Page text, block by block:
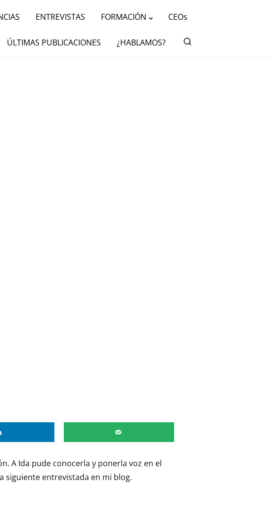
ENTREVISTAS FORMACIÓN CEOs
ÚLTIMAS PUBLICACIONES ¿HABLAMOS?
A Ida pude conocerla y ponerla voz en el
siguiente entrevistada en mi blog.